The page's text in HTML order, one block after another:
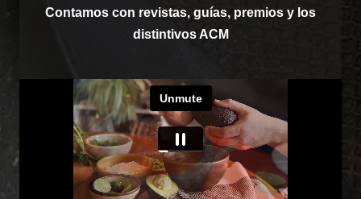
Contamos con revistas, guías, premios y los
distintivos ACM